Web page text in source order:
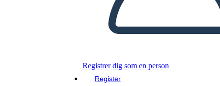
Registrer dig som en person
Register